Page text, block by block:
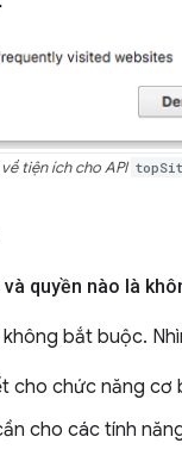
tiện ích cho API
quyền nào là
bắt buộc.
cho chức năng cơ
cho các tính